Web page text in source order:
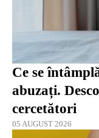
Ce se
abuzați.
cercetători
05 AUGUST 2026